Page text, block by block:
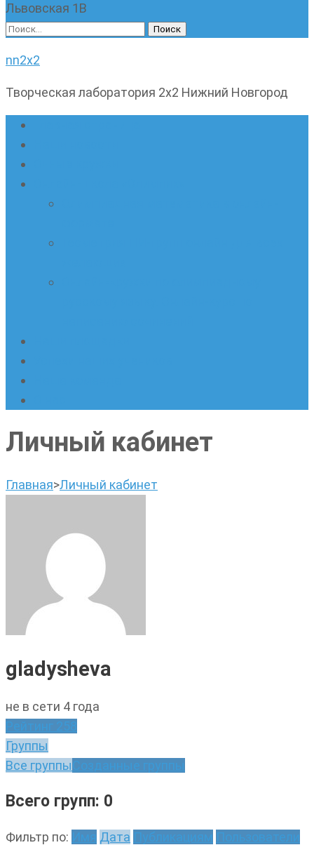
Львовская 1В
Найти:
nn2x2
Творческая лаборатория 2х2 Нижний Новгород
Личный кабинет
Главная>Личный кабинет
gladysheva
не в сети 4 года
Рейтинг 258
Группы
Все группыСозданные группы
Всего групп: 0
Фильтр по: Имя Дата Публикациям Пользователи